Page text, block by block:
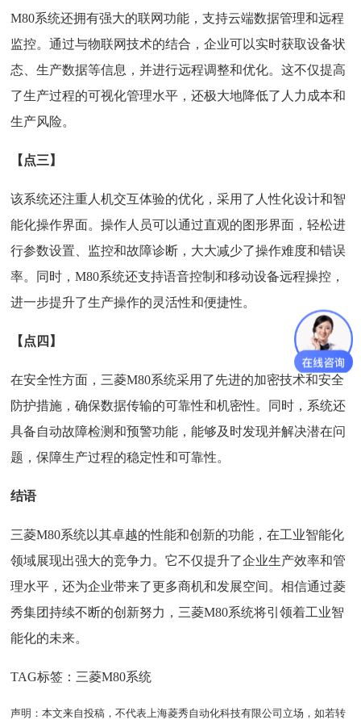
M80系统还拥有强大的联网功能，支持云端数据管理和远程
监控。通过与物联网技术的结合，企业可以实时获取设备状
态、生产数据等信息，并进行远程调整和优化。这不仅提高
了生产过程的可视化管理水平，还极大地降低了人力成本和
生产风险。
【点三】
该系统还注重人机交互体验的优化，采用了人性化设计和智
能化操作界面。操作人员可以通过直观的图形界面，轻松进
行参数设置、监控和故障诊断，大大减少了操作难度和错误
率。同时，M80系统还支持语音控制和移动设备远程操控，
进一步提升了生产操作的灵活性和便捷性。
【点四】
在安全性方面，三菱M80系统采用了先进的加密技术和安全
防护措施，确保数据传输的可靠性和机密性。同时，系统还
具备自动故障检测和预警功能，能够及时发现并解决潜在问
题，保障生产过程的稳定性和可靠性。
结语
三菱M80系统以其卓越的性能和创新的功能，在工业智能化
领域展现出强大的竞争力。它不仅提升了企业生产效率和管
理水平，还为企业带来了更多商机和发展空间。相信通过菱
秀集团持续不断的创新努力，三菱M80系统将引领着工业智
能化的未来。
TAG标签： 三菱M80系统
声明：本文来自投稿，不代表上海菱秀自动化科技有限公司立场，如若转